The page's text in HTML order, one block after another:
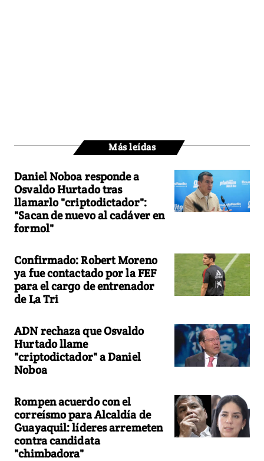
Más leídas
Daniel Noboa responde a
Osvaldo Hurtado tras
llamarlo "criptodictador":
"Sacan de nuevo al cadáver en
formol"
Confirmado: Robert Moreno
ya fue contactado por la FEF
para el cargo de entrenador
de La Tri
ADN rechaza que Osvaldo
Hurtado llame
"criptodictador" a Daniel
Noboa
Rompen acuerdo con el
correísmo para Alcaldía de
Guayaquil: líderes arremeten
contra candidata
"chimbadora"